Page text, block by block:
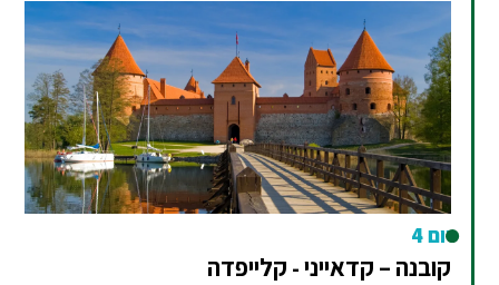
יום 4
קובנה – קדאייני - קלייפדה